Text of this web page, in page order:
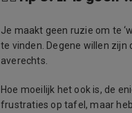
Je maakt geen ruzie om te
te vinden. Degene willen
averechts.
Hoe moeilijk het ook is, de
frustraties op tafel, maar